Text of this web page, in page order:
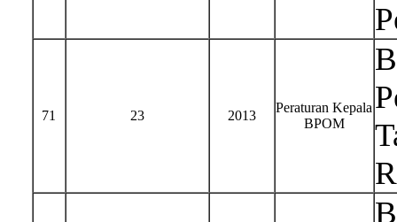
71 23 2013
Peraturan Kepala
BPOM